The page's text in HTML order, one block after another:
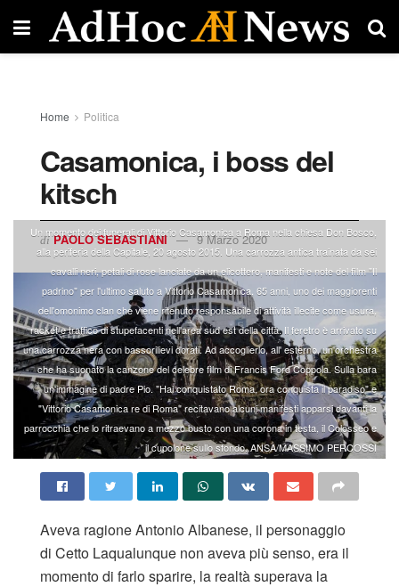
Home Politica
Casamonica, i boss del
kitsch
di PAOLO SEBASTIANI 9 Marzo 2020
Un momento dei funerali di Vittorio Casamonica a Roma nella chiesa Don Bosco,
alla periferia della Capitale, 20 agosto 2015. Una carrozza antica trainata da sei
cavalli neri, petali di rose lanciate da un elicottero, manifesti e note del film "Il
padrino" per l'ultimo saluto a Vittorio Casamonica, 65 anni, uno dei maggiorenti
dell'omonimo clan che viene ritenuto responsabile di attività illecite come usura,
racket e traffico di stupefacenti nell'area sud est della città. Il feretro è arrivato su
una carrozza nera con bassorilievi dorati. Ad accoglierlo, all' esterno, un'orchestra
che ha suonato la canzone del celebre film di Francis Ford Coppola. Sulla bara
un'immagine di padre Pio. "Hai conquistato Roma, ora conquista il paradiso" e
"Vittorio Casamonica re di Roma" recitavano alcuni manifesti apparsi davanti la
parrocchia che lo ritraevano a mezzo busto con una corona in testa, il Colosseo e
il cupolone sullo sfondo. ANSA/MASSIMO PERCOSSI
Aveva ragione Antonio Albanese, il personaggio
di Cetto Laqualunque non aveva più senso, era il
momento di farlo sparire, la realtà superava la